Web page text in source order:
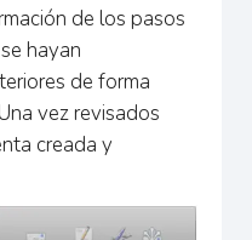
de los pasos
hayan
de forma
vez revisados
creada y